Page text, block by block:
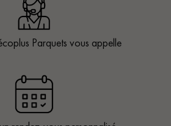
Parquets vous appelle